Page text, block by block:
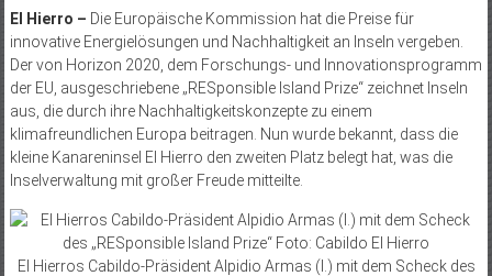
El Hierro – Die Europäische Kommission hat die Preise für
innovative Energielösungen und Nachhaltigkeit an Inseln vergeben.
Der von Horizon 2020, dem Forschungs- und Innovationsprogramm
der EU, ausgeschriebene „RESponsible Island Prize“ zeichnet Inseln
aus, die durch ihre Nachhaltigkeitskonzepte zu einem
klimafreundlichen Eu­ropa beitragen. Nun wurde bekannt, dass die
kleine Kanareninsel El Hierro den zweiten Platz belegt hat, was die
Inselverwaltung mit großer Freude mitteilte.
El Hierros Cabildo-Präsident Alpidio Armas (l.) mit dem Scheck des